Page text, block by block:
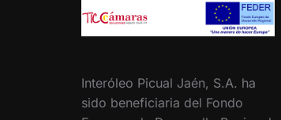
Interóleo Picual Jaén, S.A. ha
sido beneficiaria del Fondo